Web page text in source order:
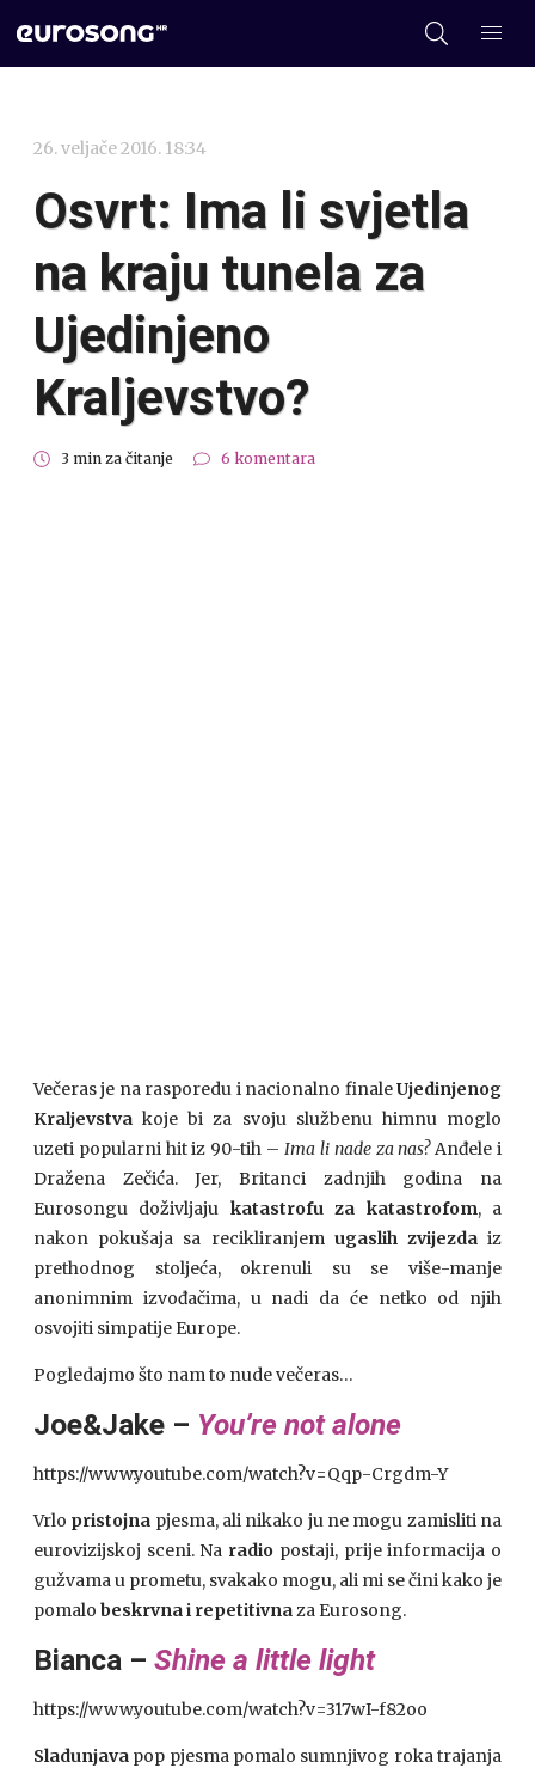
26. veljače 2016. 18:34
Osvrt: Ima li svjetla
na kraju tunela za
Ujedinjeno
Kraljevstvo?
3 min za čitanje 6 komentara
Večeras je na rasporedu i nacionalno finaleUjedinjenog
Kraljevstva koje bi za svoju službenu himnu moglo
uzeti popularni hit iz 90-tih – Ima li nade za nas?Anđele i
Dražena Zečića. Jer, Britanci zadnjih godina na
Eurosongu doživljaju katastrofu za katastrofom, a
nakon pokušaja sa recikliranjem ugaslih zvijezdaiz
prethodnog stoljeća, okrenuli su se više-manje
anonimnim izvođačima, u nadi da će netko od njih
osvojiti simpatije Europe.
Pogledajmo što nam to nude večeras…
Joe&Jake – You’re not alone
https://www.youtube.com/watch?v=Qqp-Crgdm-Y
Vrlo pristojna pjesma, ali nikako ju ne mogu zamisliti na
eurovizijskoj sceni. Na radio postaji, prije informacija o
gužvama u prometu, svakako mogu, ali mi se čini kako je
pomalo beskrvna i repetitivnaza Eurosong.
Bianca – Shine a little light
https://www.youtube.com/watch?v=317wI-f82oo
Sladunjava pop pjesma pomalo sumnjivog roka trajanja